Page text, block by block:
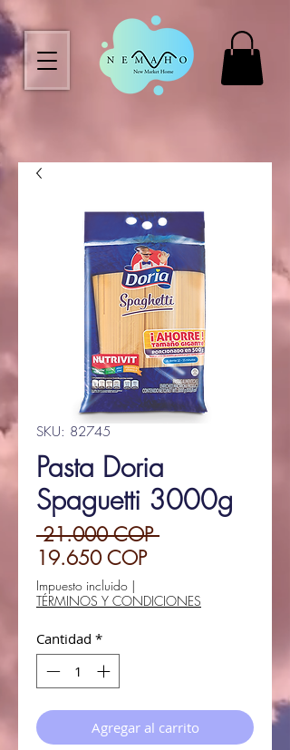
SKU: 82745
Pasta Doria
Spaguetti 3000g
21.000 COP Precio
19.650 COPPrecio
oferta
Impuesto incluido |
TÉRMINOS Y CONDICIONES
Cantidad *
Agregar al carrito